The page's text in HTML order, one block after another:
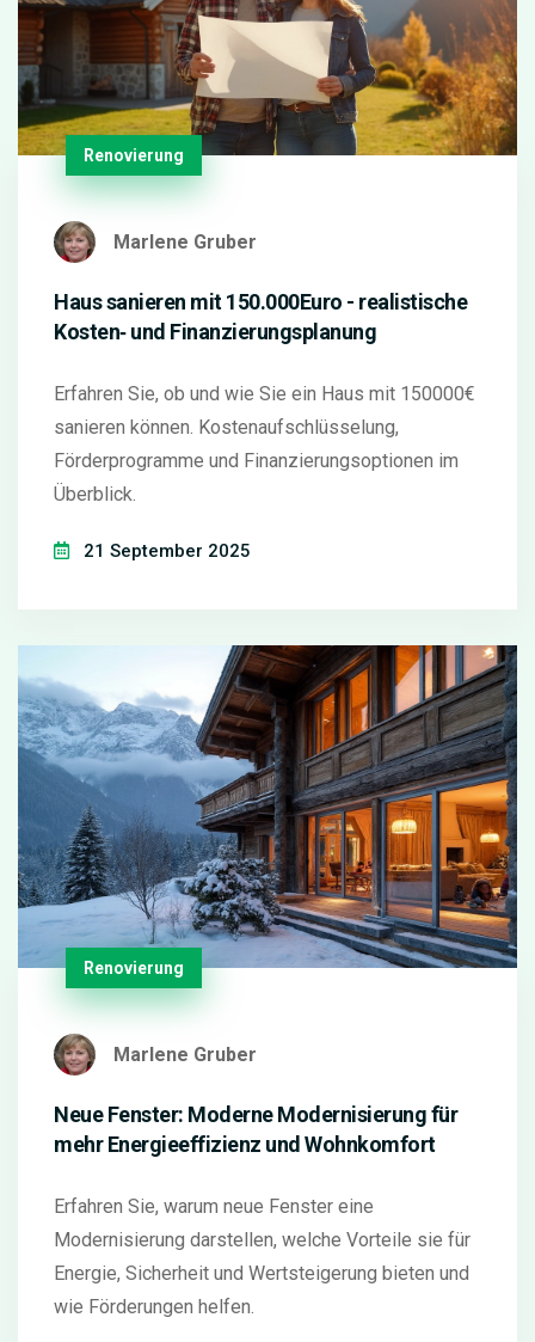
Renovierung
Marlene Gruber
Haus sanieren mit 150.000Euro - realistische
Kosten‑ und Finanzierungsplanung
Erfahren Sie, ob und wie Sie ein Haus mit 150000€
sanieren können. Kostenaufschlüsselung,
Förderprogramme und Finanzierungsoptionen im
Überblick.
21 September 2025
Renovierung
Marlene Gruber
Neue Fenster: Moderne Modernisierung für
mehr Energieeffizienz und Wohnkomfort
Erfahren Sie, warum neue Fenster eine
Modernisierung darstellen, welche Vorteile sie für
Energie, Sicherheit und Wertsteigerung bieten und
wie Förderungen helfen.